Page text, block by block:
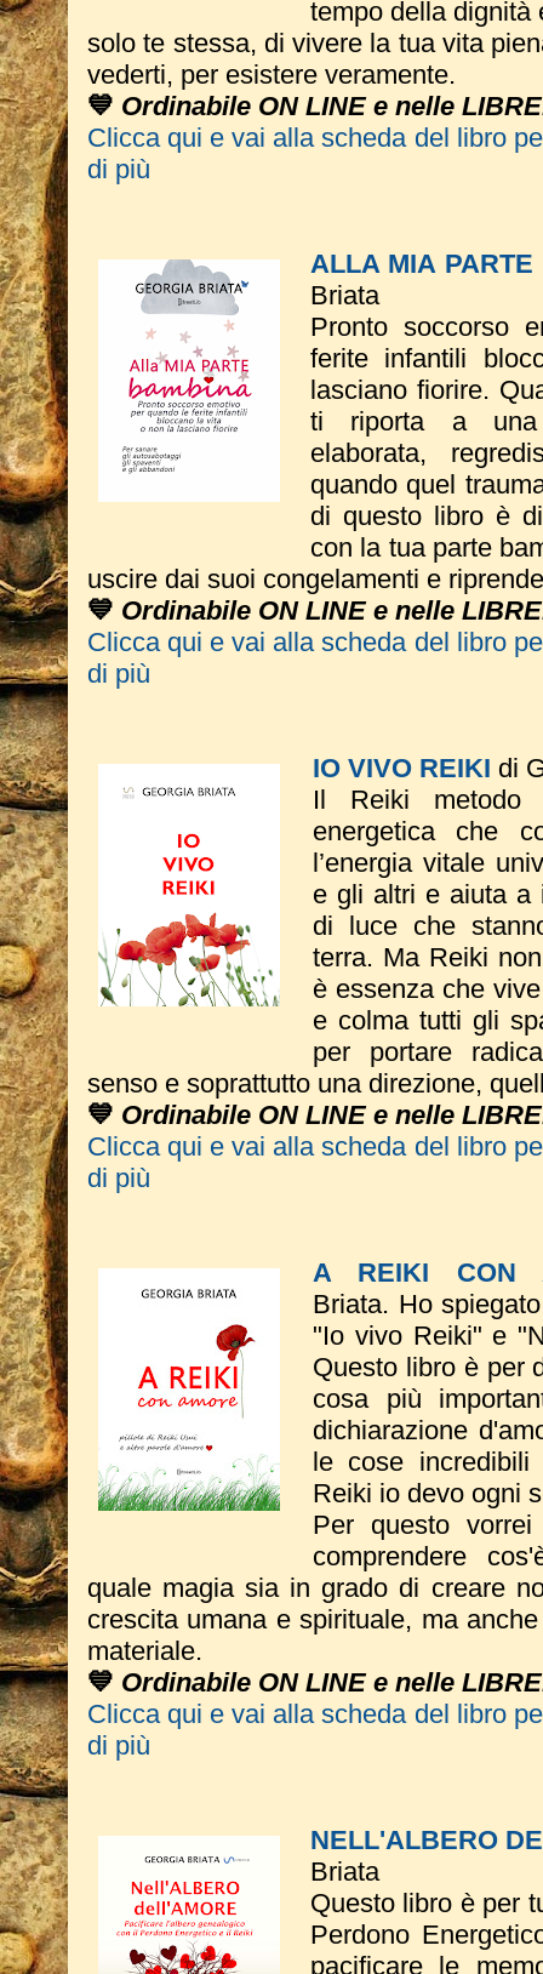
tempo della dignità
solo te stessa, di vivere la tua vita
vederti, per esistere veramente.
💙 Ordinabile ON LINE e nelle
Clicca qui e vai alla scheda del libro
di più
ALLA MIA
Briata
Pronto soccorso
ferite infantili
lasciano fiorire.
ti riporta a una
elaborata,
quando quel
di questo libro è
con la tua parte
uscire dai suoi congelamenti e
💙 Ordinabile ON LINE e nelle
Clicca qui e vai alla scheda del libro
di più
IO VIVO REIKI di
Il Reiki
energetica che
l’energia vitale
e gli altri e aiuta a
di luce che
terra. Ma Reiki
è essenza che
e colma tutti gli
per portare
senso e soprattutto una direzione,
💙 Ordinabile ON LINE e nelle
Clicca qui e vai alla scheda del libro
di più
A REIKI CON
Briata. Ho
"Io vivo Reiki" e
Questo libro è per
cosa più
dichiarazione
le cose
Reiki io devo ogni
Per questo
comprendere
quale magia sia in grado di creare
crescita umana e spirituale, ma
materiale.
💙 Ordinabile ON LINE e nelle
Clicca qui e vai alla scheda del libro
di più
NELL'ALBERO
Briata
Questo libro è per
Perdono
pacificare le